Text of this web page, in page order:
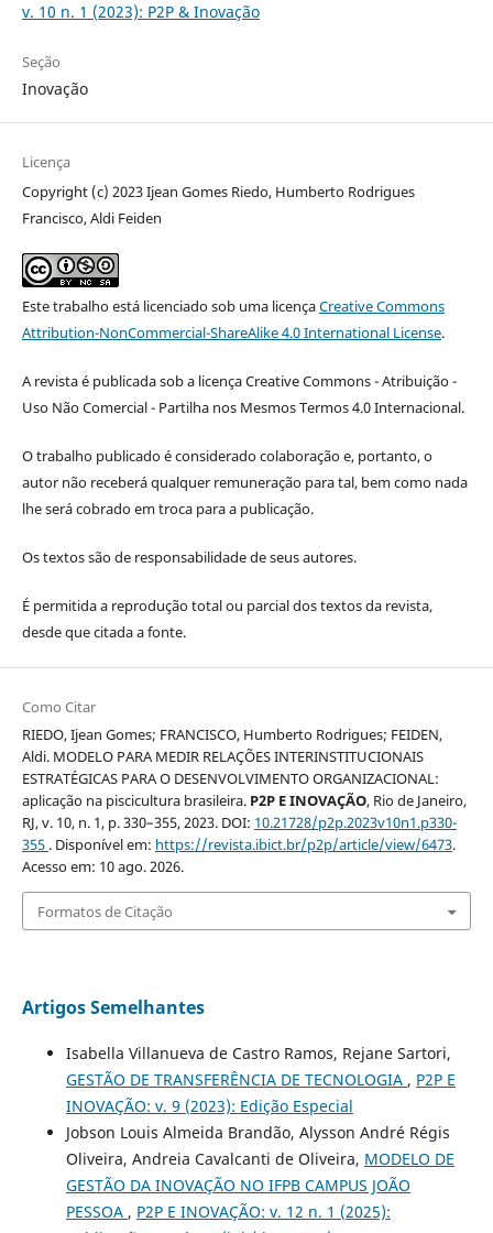
v. 10 n. 1 (2023): P2P & Inovação
Seção
Inovação
Licença
Copyright (c) 2023 Ijean Gomes Riedo, Humberto Rodrigues
Francisco, Aldi Feiden
Este trabalho está licenciado sob uma licençaCreative Commons
Attribution-NonCommercial-ShareAlike 4.0 International License.
A revista é publicada sob a licença Creative Commons - Atribuição -
Uso Não Comercial - Partilha nos Mesmos Termos 4.0 Internacional.
O trabalho publicado é considerado colaboração e, portanto, o
autor não receberá qualquer remuneração para tal, bem como nada
lhe será cobrado em troca para a publicação.
Os textos são de responsabilidade de seus autores.
É permitida a reprodução total ou parcial dos textos da revista,
desde que citada a fonte.
Como Citar
RIEDO, Ijean Gomes; FRANCISCO, Humberto Rodrigues; FEIDEN,
Aldi. MODELO PARA MEDIR RELAÇÕES INTERINSTITUCIONAIS
ESTRATÉGICAS PARA O DESENVOLVIMENTO ORGANIZACIONAL:
aplicação na piscicultura brasileira. P2P E INOVAÇÃO, Rio de Janeiro,
RJ, v. 10, n. 1, p. 330–355, 2023. DOI: 10.21728/p2p.2023v10n1.p330-
355 . Disponível em: https://revista.ibict.br/p2p/article/view/6473.
Acesso em: 10 ago. 2026.
Formatos de Citação
Artigos Semelhantes
Isabella Villanueva de Castro Ramos, Rejane Sartori,
GESTÃO DE TRANSFERÊNCIA DE TECNOLOGIA , P2P E
INOVAÇÃO: v. 9 (2023): Edição Especial
Jobson Louis Almeida Brandão, Alysson André Régis
Oliveira, Andreia Cavalcanti de Oliveira, MODELO DE
GESTÃO DA INOVAÇÃO NO IFPB CAMPUS JOÃO
PESSOA , P2P E INOVAÇÃO: v. 12 n. 1 (2025):